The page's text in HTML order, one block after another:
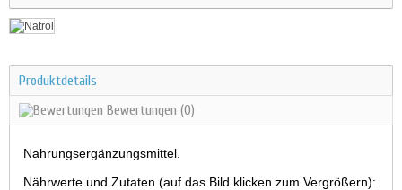
Produktdetails
Bewertungen (0)
Nahrungsergänzungsmittel.
Nährwerte und Zutaten (auf das Bild klicken zum Vergrößern):